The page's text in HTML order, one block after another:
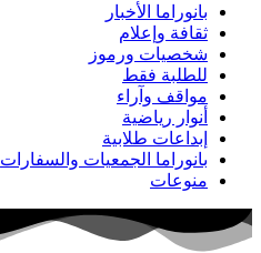
بانوراما الأخبار
ثقافة وإعلام
شخصيات ورموز
للطلبة فقط
مواقف وآراء
أنوار رياضية
إبداعات طلابية
بانوراما الجمعيات والسفارات
منوعات